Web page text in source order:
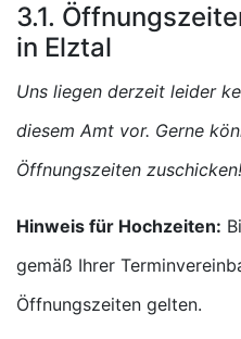
3.1.
in Elztal
Uns liegen derzeit leider
diesem Amt vor. Gerne
Öffnungszeiten zuschicken!
Hinweis für Hochzeiten:
gemäß Ihrer
Öffnungszeiten gelten.